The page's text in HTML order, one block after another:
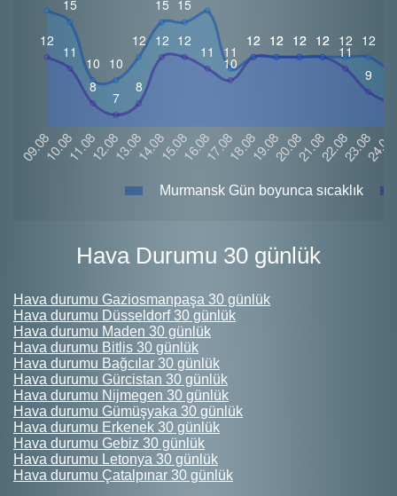
Murmansk Gün boyunca sıcaklık
Hava Durumu 30 günlük
Hava durumu Gaziosmanpaşa 30 günlük
Hava durumu Düsseldorf 30 günlük
Hava durumu Maden 30 günlük
Hava durumu Bitlis 30 günlük
Hava durumu Bağcılar 30 günlük
Hava durumu Gürcistan 30 günlük
Hava durumu Nijmegen 30 günlük
Hava durumu Gümüşyaka 30 günlük
Hava durumu Erkenek 30 günlük
Hava durumu Gebiz 30 günlük
Hava durumu Letonya 30 günlük
Hava durumu Çatalpınar 30 günlük